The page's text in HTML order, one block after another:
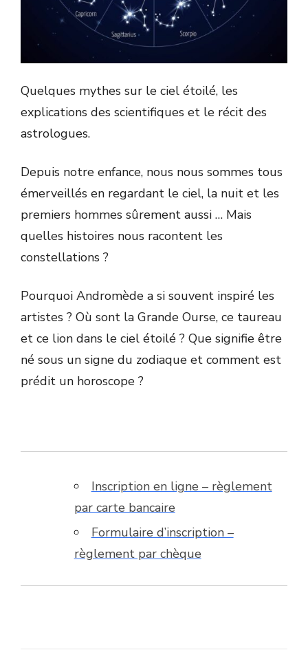
Quelques mythes sur le ciel étoilé, les
explications des scientifiques et le récit des
astrologues.
Depuis notre enfance, nous nous sommes tous
émerveillés en regardant le ciel, la nuit et les
premiers hommes sûrement aussi … Mais
quelles histoires nous racontent les
constellations ?
Pourquoi Andromède a si souvent inspiré les
artistes ? Où sont la Grande Ourse, ce taureau
et ce lion dans le ciel étoilé ? Que signifie être
né sous un signe du zodiaque et comment est
prédit un horoscope ?
Inscription en ligne – règlement
par carte bancaire
Formulaire d’inscription –
règlement par chèque